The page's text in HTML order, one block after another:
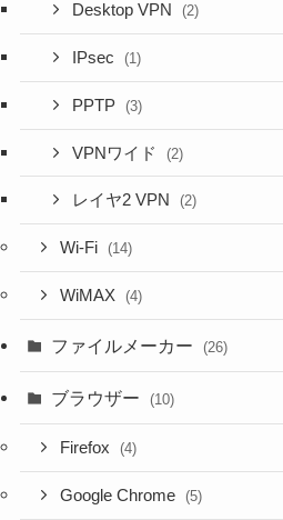
Desktop VPN (2)
IPsec (1)
PPTP (3)
VPNワイド (2)
レイヤ2 VPN (2)
Wi-Fi (14)
WiMAX (4)
ファイルメーカー (26)
ブラウザー (10)
Firefox (4)
Google Chrome (5)